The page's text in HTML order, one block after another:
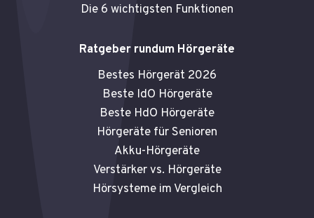
Die 6 wichtigsten Funktionen
Ratgeber rundum Hörgeräte
Bestes Hörgerät 2026
Beste IdO Hörgeräte
Beste HdO Hörgeräte
Hörgeräte für Senioren
Akku-Hörgeräte
Verstärker vs. Hörgeräte
Hörsysteme im Vergleich